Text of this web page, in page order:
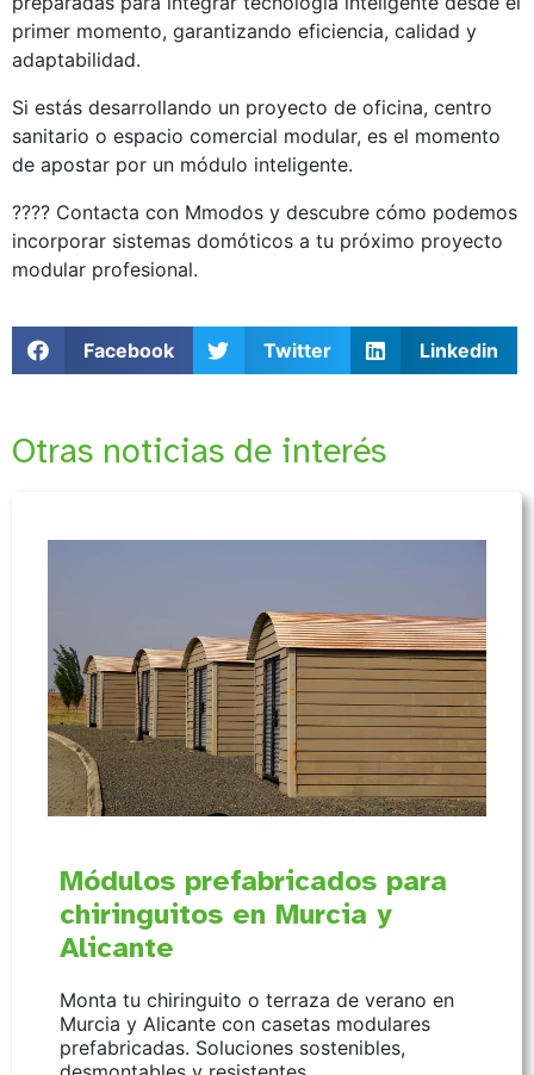
primer momento, garantizando eficiencia, calidad y
adaptabilidad.
Si estás desarrollando un proyecto de oficina, centro
sanitario o espacio comercial modular, es el momento
de apostar por un módulo inteligente.
???? Contacta con Mmodos y descubre cómo podemos
incorporar sistemas domóticos a tu próximo proyecto
modular profesional.
Facebook Twitter Linkedin
Otras noticias de interés
Módulos prefabricados para
chiringuitos en Murcia y
Alicante
Monta tu chiringuito o terraza de verano en
Murcia y Alicante con casetas modulares
prefabricadas. Soluciones sostenibles,